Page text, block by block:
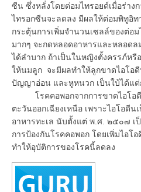
ซีน ซึ่งหลั่งโดยต่อมไทรอยด์เมื่อร่า
ไทรอกซีนจะลดลง มีผลให้ต่อมพิทูอิท
กระตุ้นการเพิ่มจำนวนเซลล์ของต่อ
มากๆ จะกดหลอดอาหารและหลอด
ได้ลำบาก ถ้าเป็นในหญิงตั้งครรภ์หรือ
ให้นมลูก จะมีผลทำให้ลูกขาดไอโอ
ปัญญาอ่อน และหูหนวก เป็นใบ้ได้แต่
โรคคอพอกจากการขาดไอโอดี
ตะวันออกเฉียงเหนือ เพราะไอโอดี
อาหารทะเล นับตั้งแต่ พ.ศ. ๒๕๐๗
การป้องกันโรคคอพอก โดยเพิ่มไอโ
ทำให้อุบัติการของโรคนี้ลดลง